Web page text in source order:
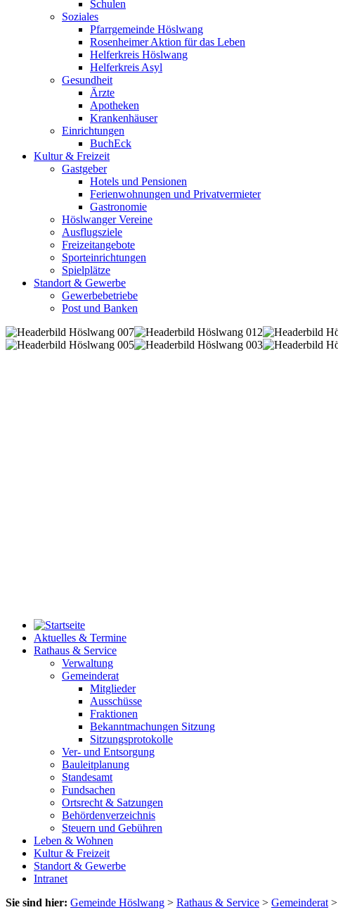
Schulen
Soziales
Pfarrgemeinde Höslwang
Rosenheimer Aktion für das Leben
Helferkreis Höslwang
Helferkreis Asyl
Gesundheit
Ärzte
Apotheken
Krankenhäuser
Einrichtungen
BuchEck
Kultur & Freizeit
Gastgeber
Hotels und Pensionen
Ferienwohnungen und Privatvermieter
Gastronomie
Höslwanger Vereine
Ausflugsziele
Freizeitangebote
Sporteinrichtungen
Spielplätze
Standort & Gewerbe
Gewerbebetriebe
Post und Banken
Aktuelles & Termine
Rathaus & Service
Verwaltung
Gemeinderat
Mitglieder
Ausschüsse
Fraktionen
Bekanntmachungen Sitzung
Sitzungsprotokolle
Ver- und Entsorgung
Bauleitplanung
Standesamt
Fundsachen
Ortsrecht & Satzungen
Behördenverzeichnis
Steuern und Gebühren
Leben & Wohnen
Kultur & Freizeit
Standort & Gewerbe
Intranet
Sie sind hier: Gemeinde Höslwang > Rathaus & Service > Gemeinderat >